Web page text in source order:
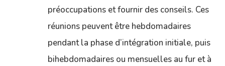
préoccupations et fournir des conseils. Ces
réunions peuvent être hebdomadaires
pendant la phase d’intégration initiale, puis
bihebdomadaires ou mensuelles au fur et à